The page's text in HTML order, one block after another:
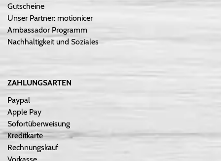
Gutscheine
Unser Partner: motionicer
Ambassador Programm
Nachhaltigkeit und Soziales
ZAHLUNGSARTEN
Paypal
Apple Pay
Sofortüberweisung
Kreditkarte
Rechnungskauf